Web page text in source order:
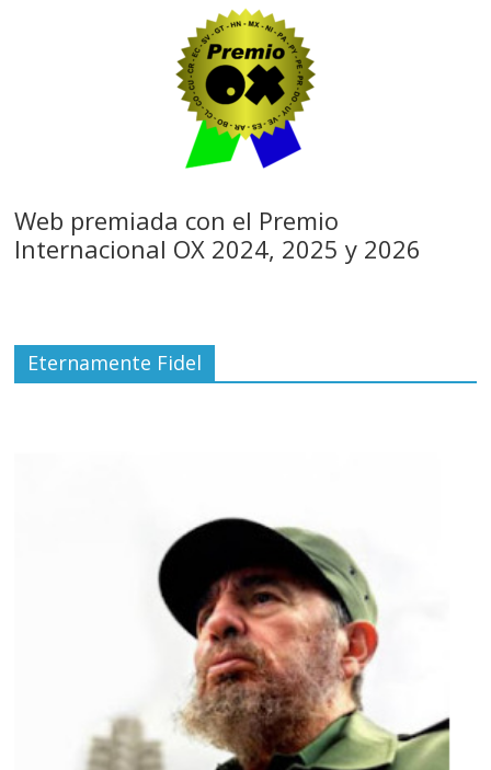
Web premiada con el Premio
Internacional OX 2024, 2025 y 2026
Eternamente Fidel